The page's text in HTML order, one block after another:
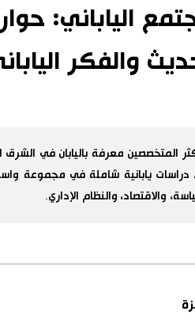
الياباني:
والفكر
المتخصصين معرفة باليابان في
دراسات يابانية شاملة في مجموعة
والاقتصاد، والنظام الإداري.